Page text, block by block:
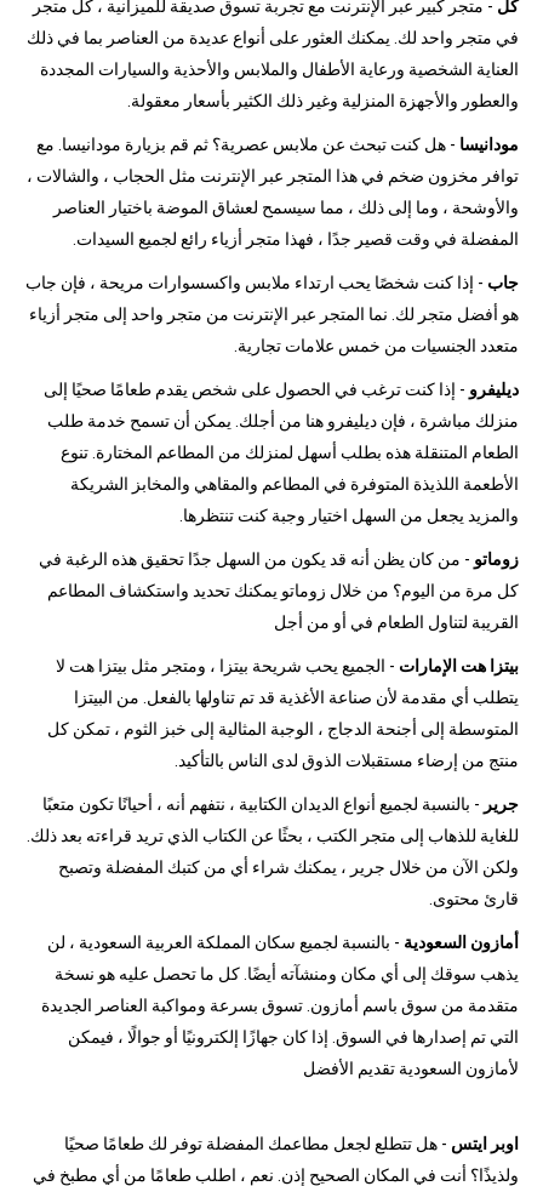
كل - متجر كبير عبر الإنترنت مع تجربة تسوق صديقة للميزانية ، كل متجر
في متجر واحد لك. يمكنك العثور على أنواع عديدة من العناصر بما في ذلك
العناية الشخصية ورعاية الأطفال والملابس والأحذية والسيارات المجددة
والعطور والأجهزة المنزلية وغير ذلك الكثير بأسعار معقولة.
مودانيسا - هل كنت تبحث عن ملابس عصرية؟ ثم قم بزيارة مودانيسا. مع
توافر مخزون ضخم في هذا المتجر عبر الإنترنت مثل الحجاب ، والشالات ،
والأوشحة ، وما إلى ذلك ، مما سيسمح لعشاق الموضة باختيار العناصر
المفضلة في وقت قصير جدًا ، فهذا متجر أزياء رائع لجميع السيدات.
جاب - إذا كنت شخصًا يحب ارتداء ملابس واكسسوارات مريحة ، فإن جاب
هو أفضل متجر لك. نما المتجر عبر الإنترنت من متجر واحد إلى متجر أزياء
متعدد الجنسيات من خمس علامات تجارية.
ديليفرو - إذا كنت ترغب في الحصول على شخص يقدم طعامًا صحيًا إلى
منزلك مباشرة ، فإن ديليفرو هنا من أجلك. يمكن أن تسمح خدمة طلب
الطعام المتنقلة هذه بطلب أسهل لمنزلك من المطاعم المختارة. تنوع
الأطعمة اللذيذة المتوفرة في المطاعم والمقاهي والمخابز الشريكة
والمزيد يجعل من السهل اختيار وجبة كنت تنتظرها.
زوماتو - من كان يظن أنه قد يكون من السهل جدًا تحقيق هذه الرغبة في
كل مرة من اليوم؟ من خلال زوماتو يمكنك تحديد واستكشاف المطاعم
القريبة لتناول الطعام في أو من أجل
بيتزا هت الإمارات - الجميع يحب شريحة بيتزا ، ومتجر مثل بيتزا هت لا
يتطلب أي مقدمة لأن صناعة الأغذية قد تم تناولها بالفعل. من البيتزا
المتوسطة إلى أجنحة الدجاج ، الوجبة المثالية إلى خبز الثوم ، تمكن كل
منتج من إرضاء مستقبلات الذوق لدى الناس بالتأكيد.
جرير - بالنسبة لجميع أنواع الديدان الكتابية ، نتفهم أنه ، أحيانًا تكون متعبًا
للغاية للذهاب إلى متجر الكتب ، بحثًا عن الكتاب الذي تريد قراءته بعد ذلك.
ولكن الآن من خلال جرير ، يمكنك شراء أي من كتبك المفضلة وتصبح
قارئ محتوى.
أمازون السعودية - بالنسبة لجميع سكان المملكة العربية السعودية ، لن
يذهب سوقك إلى أي مكان ومنشآته أيضًا. كل ما تحصل عليه هو نسخة
متقدمة من سوق باسم أمازون. تسوق بسرعة ومواكبة العناصر الجديدة
التي تم إصدارها في السوق. إذا كان جهازًا إلكترونيًا أو جوالًا ، فيمكن
لأمازون السعودية تقديم الأفضل
اوبر ايتس - هل تتطلع لجعل مطاعمك المفضلة توفر لك طعامًا صحيًا
ولذيذًا؟ أنت في المكان الصحيح إذن. نعم ، اطلب طعامًا من أي مطبخ في